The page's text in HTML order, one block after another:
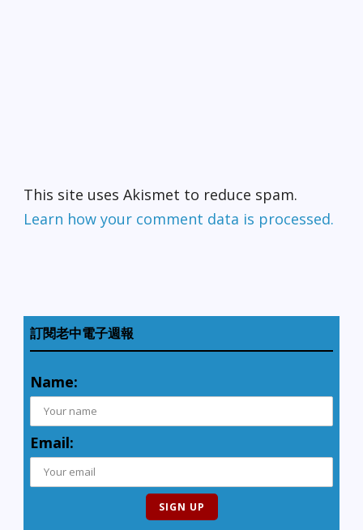
This site uses Akismet to reduce spam.
Learn how your comment data is processed.
訂閱老中電子週報
Name:
Email: